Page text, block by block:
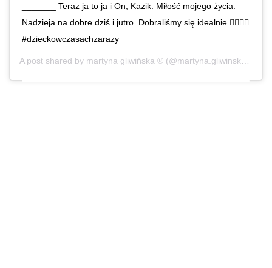
_______ Teraz ja to ja i On, Kazik. Miłość mojego życia.
Nadzieja na dobre dziś i jutro. Dobraliśmy się idealnie 👩‍❤️‍💋‍👨
#dzieckowczasachzarazy
A post shared by martyna gliwińska ® (@martyna.gliwinska) on